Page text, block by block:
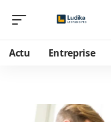
Actu Entreprise